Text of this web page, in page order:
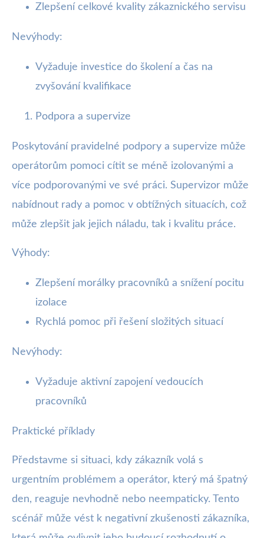
Zlepšení celkové kvality zákaznického servisu
Nevýhody:
Vyžaduje investice do školení a čas na
zvyšování kvalifikace
Podpora a supervize
Poskytování pravidelné podpory a supervize může
operátorům pomoci cítit se méně izolovanými a
více podporovanými ve své práci. Supervizor může
nabídnout rady a pomoc v obtížných situacích, což
může zlepšit jak jejich náladu, tak i kvalitu práce.
Výhody:
Zlepšení morálky pracovníků a snížení pocitu
izolace
Rychlá pomoc při řešení složitých situací
Nevýhody:
Vyžaduje aktivní zapojení vedoucích
pracovníků
Praktické příklady
Představme si situaci, kdy zákazník volá s
urgentním problémem a operátor, který má špatný
den, reaguje nevhodně nebo neempaticky. Tento
scénář může vést k negativní zkušenosti zákazníka,